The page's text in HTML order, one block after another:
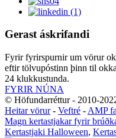
Gerast áskrifandi
Fyrir fyrirspurnir um vörur
eftir tölvupóstinn þinn til
24 klukkustunda.
FYRIR NÚNA
© Höfundarréttur - 2010-
Heitar vörur- Veftré - AMP
Magn kertastjakar fyrir
Kertastjaki Halloween,